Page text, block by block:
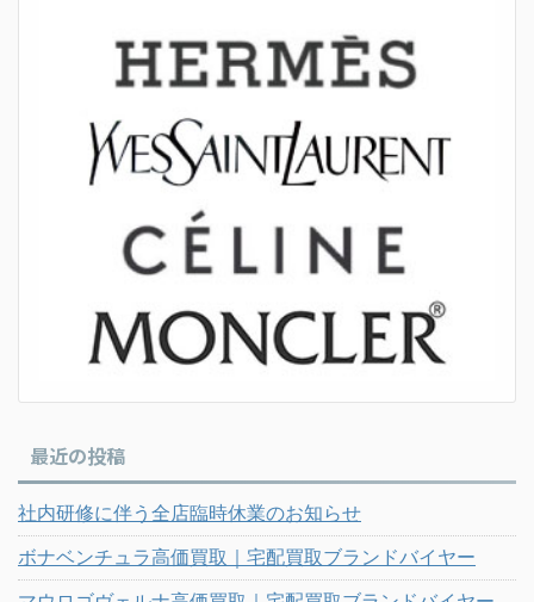
最近の投稿
社内研修に伴う全店臨時休業のお知らせ
ボナベンチュラ高価買取｜宅配買取ブランドバイヤー